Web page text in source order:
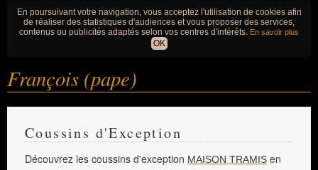
En poursuivant votre navigation, vous acceptez l'utilisation de cookies afin
de réaliser des statistiques d'audiences et vous proposer des services,
contenus ou publicités adaptés selon vos centres d'intérêts. En savoir plus
OK
François (pape)
Coussins d'Exception
Découvrez les coussins d'exception MAISON TRAMIS en